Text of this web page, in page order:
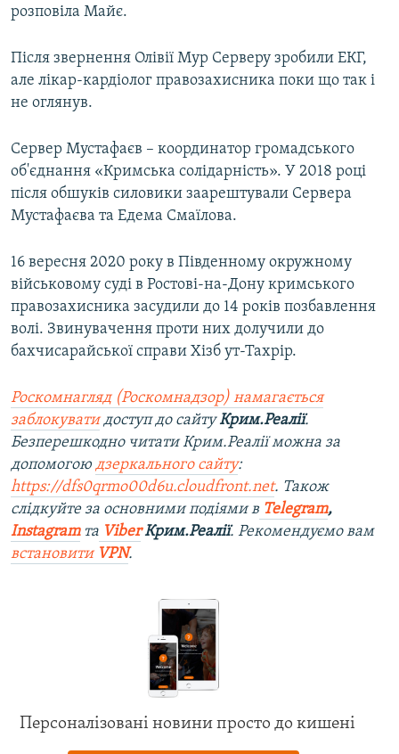
розповіла Майє.
Після звернення Олівії Мур Серверу зробили ЕКГ,
але лікар-кардіолог правозахисника поки що так і
не оглянув.
Сервер Мустафаєв – координатор громадського
об'єднання «Кримська солідарність». У 2018 році
після обшуків силовики заарештували Сервера
Мустафаєва та Едема Смаїлова.
16 вересня 2020 року в Південному окружному
військовому суді в Ростові-на-Дону кримського
правозахисника засудили до 14 років позбавлення
волі. Звинувачення проти них долучили до
бахчисарайської справи Хізб ут-Тахрір.
Роскомнагляд (Роскомнадзор) намагається
заблокуватидоступ до сайтуКрим.Реалії.
Безперешкодно читати Крим.Реалії можна за
допомогою дзеркального сайту:
https://dfs0qrmo00d6u.cloudfront.net. Також
слідкуйте за основними подіями в Telegram,
Instagramта ViberКрим.Реалії. Рекомендуємо вам
встановити VPN.
Персоналізовані новини просто до кишені